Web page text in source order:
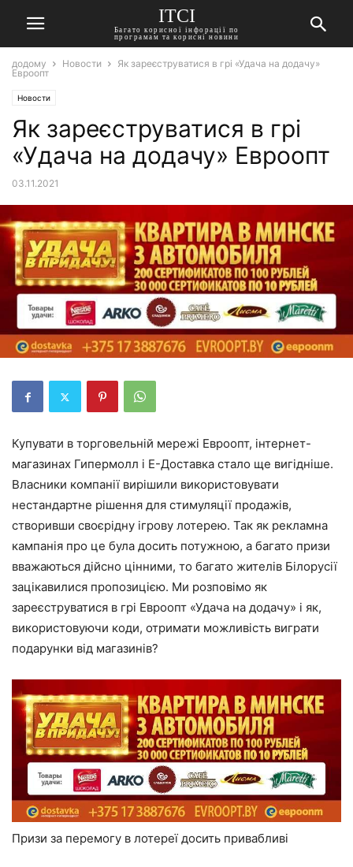
ITCI
Багато корисної інфорації по
програмам та корисні новини
додому Новости
Як зареєструватися в грі «Удача на додачу»
Евроопт
Новости
Як зареєструватися в грі
«Удача на додачу» Евроопт
03.11.2021
Купувати в торговельній мережі Евроопт, інтернет-
магазинах Гипермолл і Е-Доставка стало ще вигідніше.
Власники компанії вирішили використовувати
нестандартне рішення для стимуляції продажів,
створивши своєрідну ігрову лотерею. Так як рекламна
кампанія про це була досить потужною, а багато призи
вважаються дійсно цінними, то багато жителів Білорусії
зацікавилися пропозицією. Ми розповімо як
зареєструватися в грі Евроопт «Удача на додачу» і як,
використовуючи коди, отримати можливість виграти
подарунки від магазинів?
Призи за перемогу в лотереї досить привабливі